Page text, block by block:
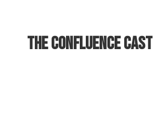
The Confluence Cast